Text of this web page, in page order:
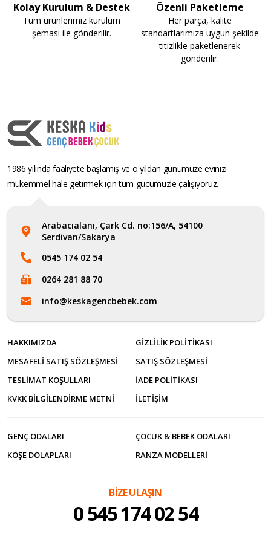
Kolay Kurulum & Destek
Tüm ürünlerimiz kurulum
şeması ile gönderilir.
Özenli Paketleme
Her parça, kalite
standartlarımıza uygun şekilde
titizlikle paketlenerek
gönderilir.
1986 yılında faaliyete başlamış ve o yıldan günümüze evinizi
mükemmel hale getirmek için tüm gücümüzle çalışıyoruz.
Arabacıalanı, Çark Cd. no:156/A, 54100
Serdivan/Sakarya
0545 174 02 54
0264 281 88 70
info@keskagencbebek.com
HAKKIMIZDA
GIZLILIK POLITIKASI
MESAFELI SATIŞ SÖZLEŞMESI
SATIŞ SÖZLEŞMESI
TESLIMAT KOŞULLARI
İADE POLITIKASI
KVKK BILGILENDIRME METNI
İLETİŞİM
GENÇ ODALARI
ÇOCUK & BEBEK ODALARI
KÖŞE DOLAPLARI
RANZA MODELLERI
BİZE ULAŞIN
0 545 174 02 54